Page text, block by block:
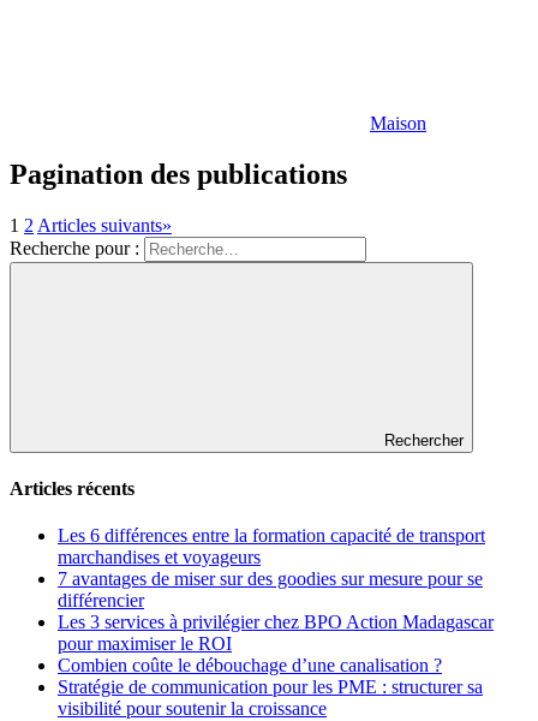
Maison
Pagination des publications
1 2 Articles suivants»
Recherche pour :
Rechercher
Articles récents
Les 6 différences entre la formation capacité de transport
marchandises et voyageurs
7 avantages de miser sur des goodies sur mesure pour se
différencier
Les 3 services à privilégier chez BPO Action Madagascar
pour maximiser le ROI
Combien coûte le débouchage d’une canalisation ?
Stratégie de communication pour les PME : structurer sa
visibilité pour soutenir la croissance